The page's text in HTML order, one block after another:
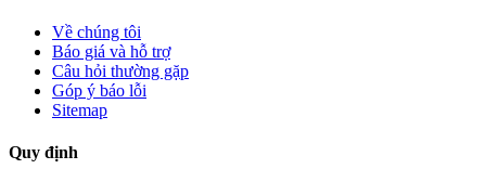
Về chúng tôi
Báo giá và hỗ trợ
Câu hỏi thường gặp
Góp ý báo lỗi
Sitemap
Quy định